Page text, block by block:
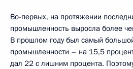
Во-первых, на протяжении
промышленность выросла более
В прошлом году был самый
промышленности – на 15,5
дал 22 с лишним процента.